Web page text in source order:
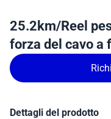
25.2km/Reel
forza del cavo a
Dettagli del prodotto